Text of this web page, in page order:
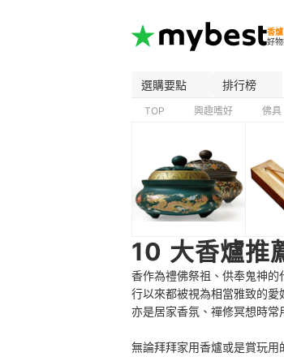
香爐
好
選購要點 排行榜
TOP 興趣嗜好 佛具
10 大香爐推
香作為禮佛祭祖、供奉鬼神
行以來都被視為相當雅致的愛
亦是居家香氛、禪修冥想時常
無論拜拜家用香爐或是賞玩